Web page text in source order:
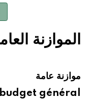
الموازنة
موازنة عامة
général